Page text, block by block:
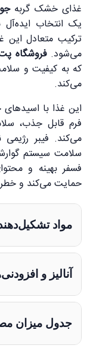
غذای خشک گربه
یک انتخاب
ترکیب متعادل
می‌شود.فروشگاه
که به کیفیت و
می‌کند.
این غذا با
فرم قابل جذب،
می‌کند. فیبر
سلامت سیستم
حمایت می‌کند و
مواد
آنالیز و
جدول میزان